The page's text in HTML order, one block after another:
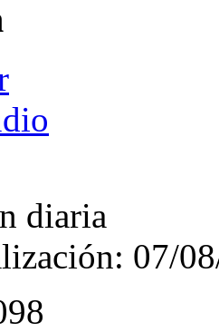
diaria
07/